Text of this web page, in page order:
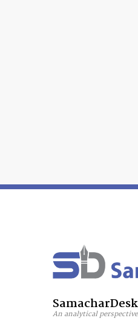
SamacharDesk
An analytical perspective